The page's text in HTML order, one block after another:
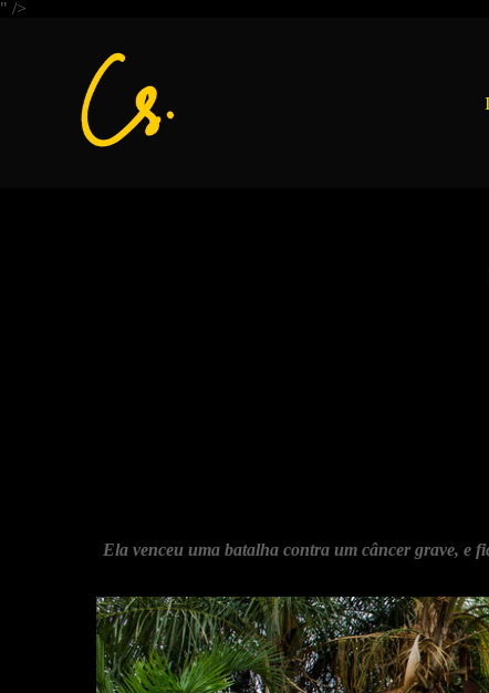
" />
Ela venceu uma batalha contra um câncer grave, e